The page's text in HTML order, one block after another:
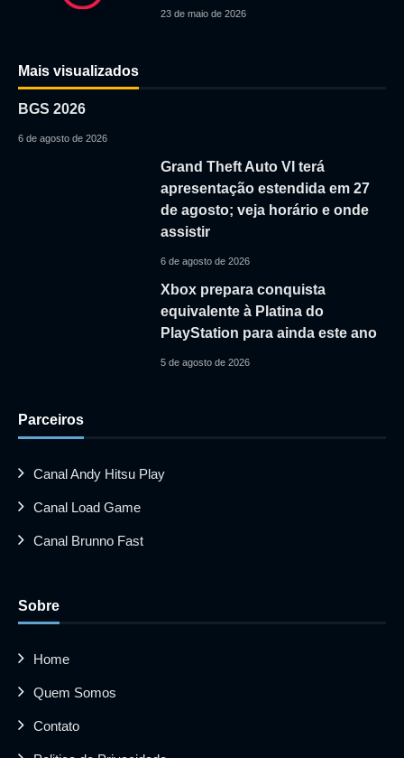
23 de maio de 2026
Mais visualizados
BGS 2026
6 de agosto de 2026
Grand Theft Auto VI terá
apresentação estendida em 27
de agosto; veja horário e onde
assistir
6 de agosto de 2026
Xbox prepara conquista
equivalente à Platina do
PlayStation para ainda este ano
5 de agosto de 2026
Parceiros
Canal Andy Hitsu Play
Canal Load Game
Canal Brunno Fast
Sobre
Home
Quem Somos
Contato